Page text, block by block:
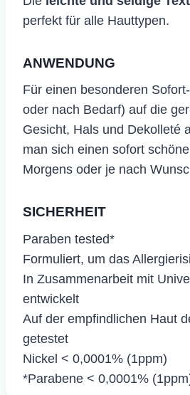
perfekt für alle Hauttypen.
ANWENDUNG
​Für einen besonderen
oder nach Bedarf) auf die
Gesicht, Hals und Dekolleté
man sich einen sofort
Morgens oder je nach
SICHERHEIT
​Paraben tested*
Formuliert, um das
In Zusammenarbeit mit
entwickelt
Auf der empfindlichen Haut
getestet
Nickel < 0,0001% (1ppm)
*Parabene < 0,0001%